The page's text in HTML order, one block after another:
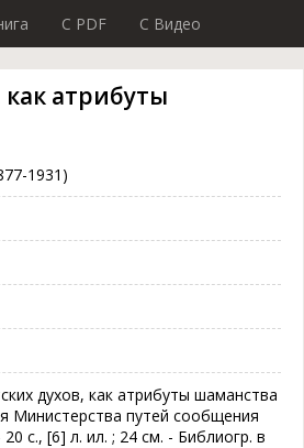
C PDF C Видео
атрибуты
1931)
духов, как атрибуты шаманства
Министерства путей сообщения
с., [6] л. ил. ; 24 см. - Библиогр. в